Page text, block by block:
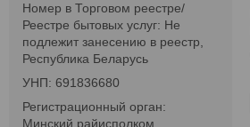
Номер в Торговом реестре/
Реестре бытовых услуг: Не
подлежит занесению в реестр,
Республика Беларусь
УНП: 691836680
Регистрационный орган:
Минский райисполком